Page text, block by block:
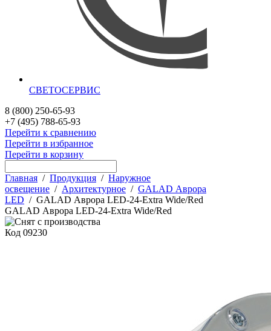
СВЕТОСЕРВИС
8 (800) 250-65-93
+7 (495) 788-65-93
Перейти к сравнению
Перейти в избранное
Перейти в корзину
Главная / Продукция / Наружное
освещение / Архитектурное / GALAD Аврора
LED / GALAD Аврора LED-24-Extra Wide/Red
GALAD Аврора LED-24-Extra Wide/Red
Код 09230